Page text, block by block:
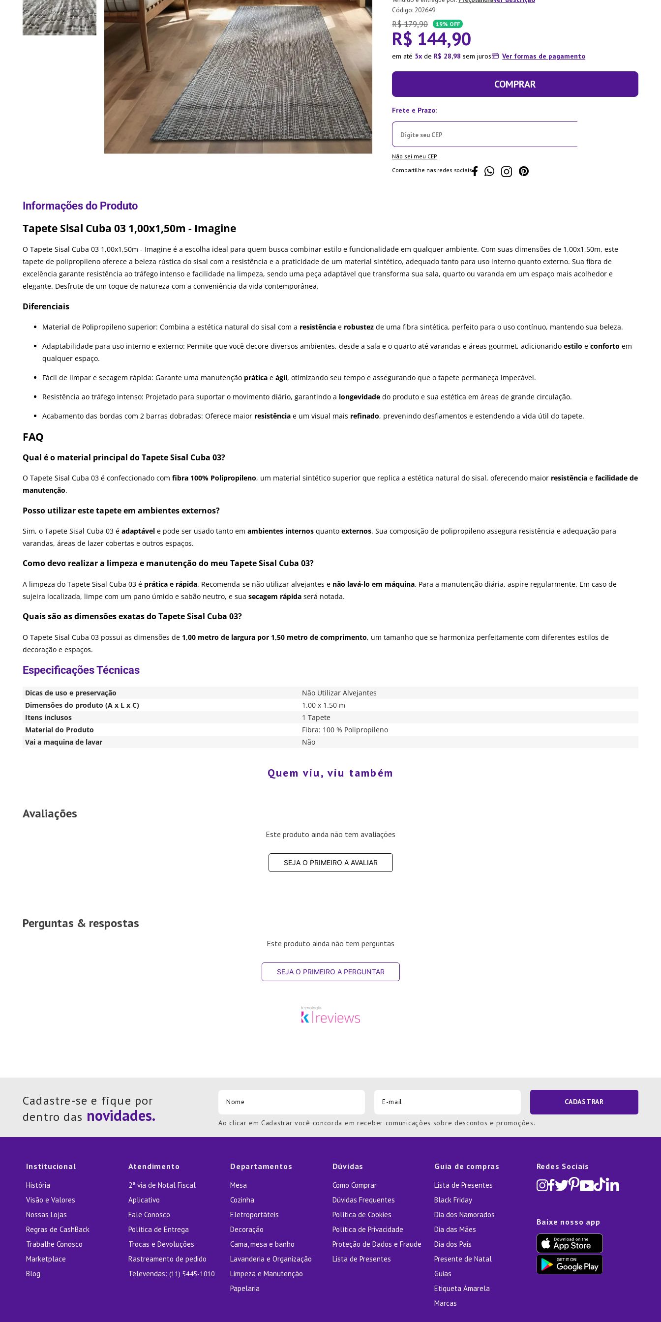
: 202649
R$ 179,90 19% OFF
R$ 144,90
em até 5 de R$ 28,98 sem juros Ver formas de pagamento
COMPRAR
Não sei meu CEP
Compartilhe nas redes sociais
Tapete Sisal Cuba 03 1,00x1,50m - Imagine
O Tapete Sisal Cuba 03 1,00x1,50m - Imagine é a escolha ideal para quem busca combinar estilo e funcionalidade em qualquer ambiente. Com suas dimensões de 1,00x1,50m, este
tapete de polipropileno oferece a beleza rústica do sisal com a resistência e a praticidade de um material sintético, adequado tanto para uso interno quanto externo. Sua fibra de
excelência garante resistência ao tráfego intenso e facilidade na limpeza, sendo uma peça adaptável que transforma sua sala, quarto ou varanda em um espaço mais acolhedor e
elegante. Desfrute de um toque de natureza com a conveniência da vida contemporânea.
Diferenciais
Material de Polipropileno superior: Combina a estética natural do sisal com a resistência e robustez de uma fibra sintética, perfeito para o uso contínuo, mantendo sua beleza.
Adaptabilidade para uso interno e externo: Permite que você decore diversos ambientes, desde a sala e o quarto até varandas e áreas gourmet, adicionando estilo e conforto em
qualquer espaço.
Fácil de limpar e secagem rápida: Garante uma manutenção prática e ágil, otimizando seu tempo e assegurando que o tapete permaneça impecável.
Resistência ao tráfego intenso: Projetado para suportar o movimento diário, garantindo a longevidade do produto e sua estética em áreas de grande circulação.
Acabamento das bordas com 2 barras dobradas: Oferece maior resistência e um visual mais refinado, prevenindo desfiamentos e estendendo a vida útil do tapete.
FAQ
Qual é o material principal do Tapete Sisal Cuba 03?
O Tapete Sisal Cuba 03 é confeccionado com fibra 100% Polipropileno, um material sintético superior que replica a estética natural do sisal, oferecendo maior resistência e facilidade de
manutenção.
Posso utilizar este tapete em ambientes externos?
Sim, o Tapete Sisal Cuba 03 é adaptável e pode ser usado tanto em ambientes internos quanto externos. Sua composição de polipropileno assegura resistência e adequação para
varandas, áreas de lazer cobertas e outros espaços.
Como devo realizar a limpeza e manutenção do meu Tapete Sisal Cuba 03?
A limpeza do Tapete Sisal Cuba 03 é prática e rápida. Recomenda-se não utilizar alvejantes e não lavá-lo em máquina. Para a manutenção diária, aspire regularmente. Em caso de
sujeira localizada, limpe com um pano úmido e sabão neutro, e sua secagem rápida será notada.
Quais são as dimensões exatas do Tapete Sisal Cuba 03?
O Tapete Sisal Cuba 03 possui as dimensões de 1,00 metro de largura por 1,50 metro de comprimento, um tamanho que se harmoniza perfeitamente com diferentes estilos de
decoração e espaços.
Dicas de uso e preservação
Não Utilizar Alvejantes
Dimensões do produto (A x L x C)
1.00 x 1.50 m
Itens inclusos
1 Tapete
Material do Produto
Fibra: 100 % Polipropileno
Vai a maquina de lavar
Não
Quem viu, viu também
Avaliações
Este produto ainda não tem avaliações
SEJA O PRIMEIRO A AVALIAR
Perguntas & respostas
Este produto ainda não tem perguntas
SEJA O PRIMEIRO A PERGUNTAR
Cadastre-se e fique por
dentro das
CADASTRAR
Ao clicar em Cadastrar você concorda em receber comunicações sobre descontos e promoções.
Institucional
História
Visão e Valores
Nossas Lojas
Regras de CashBack
Trabalhe Conosco
Marketplace
Blog
Atendimento
2ª via de Notal Fiscal
Aplicativo
Fale Conosco
Política de Entrega
Trocas e Devoluções
Rastreamento de pedido
Televendas: (11) 5445-1010
Departamentos
Mesa
Cozinha
Eletroportáteis
Decoração
Cama, mesa e banho
Lavanderia e Organização
Limpeza e Manutenção
Papelaria
Dúvidas
Como Comprar
Dúvidas Frequentes
Política de Cookies
Política de Privacidade
Proteção de Dados e Fraude
Lista de Presentes
Guia de compras
Lista de Presentes
Black Friday
Dia dos Namorados
Dia das Mães
Dia dos Pais
Presente de Natal
Guias
Etiqueta Amarela
Marcas
Redes Sociais
Baixe nosso app
10º Lixeira